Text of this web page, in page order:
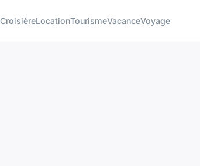
CroisièreLocationTourismeVacanceVoyage